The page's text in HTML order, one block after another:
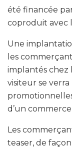
été financée
coproduit avec
Une
les
implantés chez
visiteur se
d’un
Les
teaser, de